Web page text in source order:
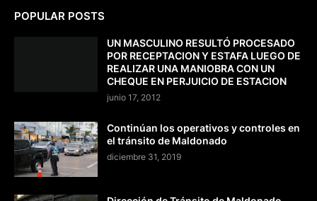
POPULAR POSTS
UN MASCULINO RESULTÓ PROCESADO
POR RECEPTACION Y ESTAFA LUEGO DE
REALIZAR UNA MANIOBRA CON UN
CHEQUE EN PERJUICIO DE ESTACION
junio 17, 2012
Continúan los operativos y controles en
el tránsito de Maldonado
diciembre 31, 2019